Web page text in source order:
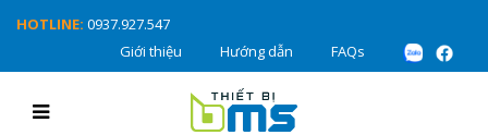
HOTLINE: 0937.927.547
Giới thiệu
Hướng dẫn FAQs